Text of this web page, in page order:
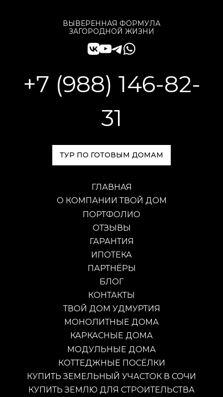
ВЫВЕРЕННАЯ ФОРМУЛА
ЗАГОРОДНОЙ ЖИЗНИ
+7 (988) 146-82-
31
ТУР ПО ГОТОВЫМ ДОМАМ
ГЛАВНАЯ
О КОМПАНИИ ТВОЙ ДОМ
ПОРТФОЛИО
ОТЗЫВЫ
ГАРАНТИЯ
ИПОТЕКА
ПАРТНЁРЫ
БЛОГ
КОНТАКТЫ
ТВОЙ ДОМ УДМУРТИЯ
МОНОЛИТНЫЕ ДОМА
КАРКАСНЫЕ ДОМА
МОДУЛЬНЫЕ ДОМА
КОТТЕДЖНЫЕ ПОСЁЛКИ
КУПИТЬ ЗЕМЕЛЬНЫЙ УЧАСТОК В СОЧИ
КУПИТЬ ЗЕМЛЮ ДЛЯ СТРОИТЕЛЬСТВА